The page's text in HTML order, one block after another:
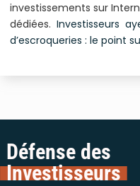
investissements sur
dédiées. Investisseurs
d’escroqueries : le point
Défense des
Investisseurs